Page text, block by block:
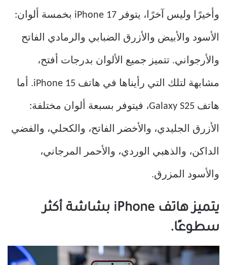
وأخيرًا وليس آخرًا، يتوفر iPhone 17 بخمسة ألوان:
الأسود والأبيض والأزرق الضبابي والرمادي الفاتح
والأرجواني. تتميز جميع الألوان بدرجات أفتح،
مشابهة لتلك التي رأيناها في هاتف iPhone 15. أما
هاتف Galaxy S25، فيتوفر بسبعة ألوان مختلفة:
الأزرق الجليدي، والأخضر الفاتح، والكحلي، والفضي
الداكن، والذهبي الوردي، والأحمر المرجاني،
والأسود المزرق.
يتميز هاتف iPhone بشاشة أكثر
سطوعًا.